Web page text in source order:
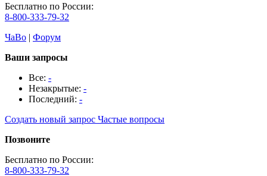
Бесплатно по России:
8-800-333-79-32
ЧаВо | Форум
Ваши запросы
Все: -
Незакрытые: -
Последний: -
Создать новый запрос Частые вопросы
Позвоните
Бесплатно по России:
8-800-333-79-32